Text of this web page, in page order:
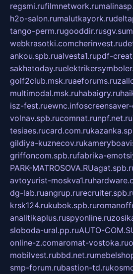
regsmi.rufilmnetwork.ru
h2o-salon.rumalutkayork.ru
tango-perm.rugooddir.rusgv.su
webkrasotki.comcherinvest.ru
ankou.spb.rualvesta1.rupdf-
sakhatoday.ru
golf2club.msk.ruaeforums.ru
multimodal.msk.ruhabaigry.ru
isz-fest.ruewnc.info
volnav.spb.rucomnat.runpf.net.ru
tesiaes.rucard.com.ru
gildiya-kuznecov.ru
griffoncom.spb.rufabrika-
PARK-MATROSOVA.RU
avtoyurist-moskva1.ru
dg-lab.ruangrup.ru
krsk124.rukubok.spb.ru
analitikaplus.ruspyonline.ru
sloboda-ural.pp.ruAUTO-
online-z.comaromat-vostoka.ru
mobilvest.rubbd.net.ru
smp-forum.rubastion-td.ru